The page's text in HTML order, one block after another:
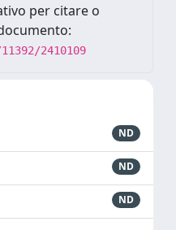
per citare o
2410109
ND
ND
ND